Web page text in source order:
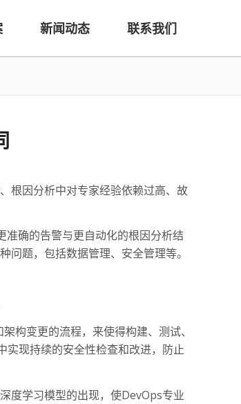
新闻动态 联系我们
根因分析中对专家经验依赖过高、故
确的告警与更自动化的根因分析结
题，包括数据管理、安全管理等。
构变更的流程，来使得构建、测试、
实现持续的安全性检查和改进，防止
度学习模型的出现，使DevOps专业